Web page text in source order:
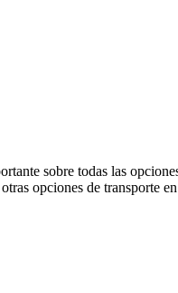
sobre todas las
opciones de transporte